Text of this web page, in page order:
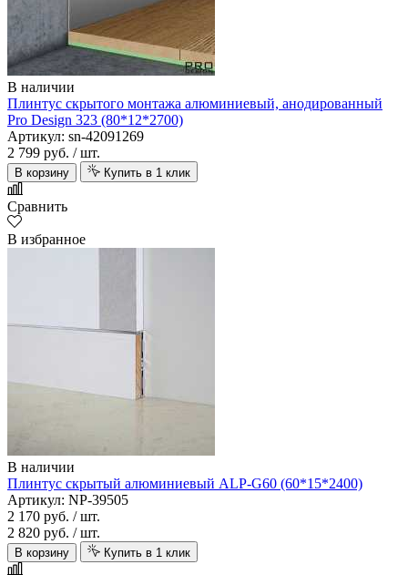
В наличии
Плинтус скрытого монтажа алюминиевый, анодированный
Pro Design 323 (80*12*2700)
Артикул: sn-42091269
2 799 руб. / шт.
В корзину Купить в 1 клик
Сравнить
В избранное
В наличии
Плинтус скрытый алюминиевый ALP-G60 (60*15*2400)
Артикул: NP-39505
2 170 руб. / шт.
2 820 руб. / шт.
В корзину Купить в 1 клик